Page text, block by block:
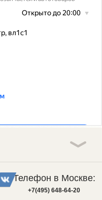
Телефон в Москве:
+7(495) 648-64-20